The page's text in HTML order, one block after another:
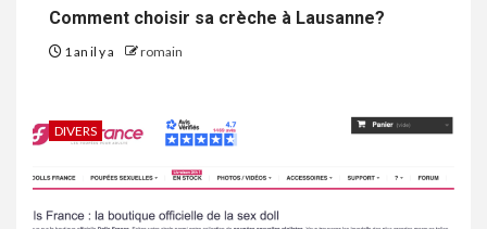
Comment choisir sa crèche à Lausanne?
1 an il y a romain
DIVERS